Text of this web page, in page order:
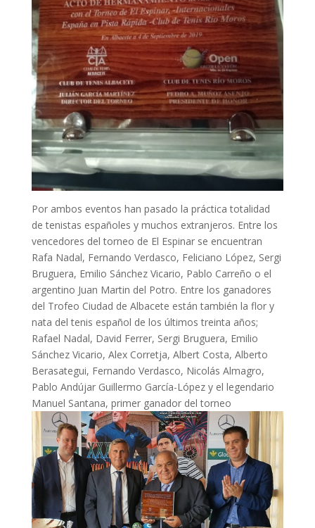
Por ambos eventos han pasado la práctica totalidad
de tenistas españoles y muchos extranjeros. Entre los
vencedores del torneo de El Espinar se encuentran
Rafa Nadal, Fernando Verdasco, Feliciano López, Sergi
Bruguera, Emilio Sánchez Vicario, Pablo Carreño o el
argentino Juan Martin del Potro. Entre los ganadores
del Trofeo Ciudad de Albacete están también la flor y
nata del tenis español de los últimos treinta años;
Rafael Nadal, David Ferrer, Sergi Bruguera, Emilio
Sánchez Vicario, Alex Corretja, Albert Costa, Alberto
Berasategui, Fernando Verdasco, Nicolás Almagro,
Pablo Andújar Guillermo García-López y el legendario
Manuel Santana, primer ganador del torneo